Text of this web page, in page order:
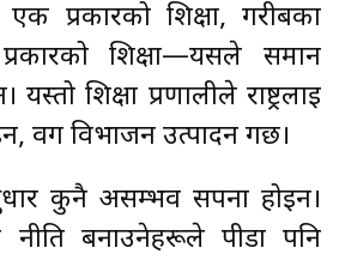
एक प्रकारको शिक्षा, गरीबका
प्रकारको शिक्षा—यसले समान
शिक्षा प्रणालीले राष्ट्रलाई
वर्ग विभाजन उत्पादन गर्छ।
कुनै असम्भव सपना होइन।
बनाउनेहरूले पीडा पनि